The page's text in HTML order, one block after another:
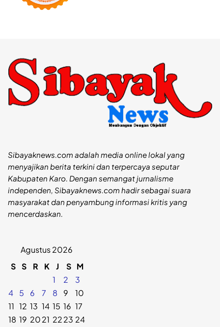
Sibayaknews.com adalah media online lokal yang
menyajikan berita terkini dan terpercaya seputar
Kabupaten Karo. Dengan semangat jurnalisme
independen, Sibayaknews.com hadir sebagai suara
masyarakat dan penyambung informasi kritis yang
mencerdaskan.
Agustus 2026
S S R K J S M
1
2
3
4
5 6 7 8 9
10
11 12 13 14 15 16 17
18 19 2021 2223 24